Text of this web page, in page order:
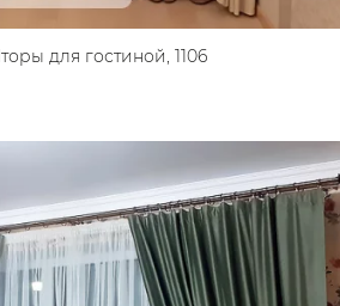
для гостиной, 1106